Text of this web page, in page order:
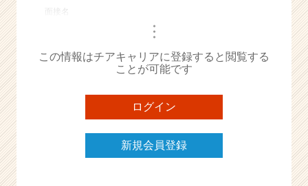
ら
ス
ト
が
届
く
面接名
・・・
この情報はチアキャリアに登録すると閲覧する
ことが可能です
ログイン
新規会員登録